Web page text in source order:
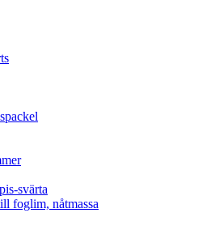
svärta
foglim, nåtmassa